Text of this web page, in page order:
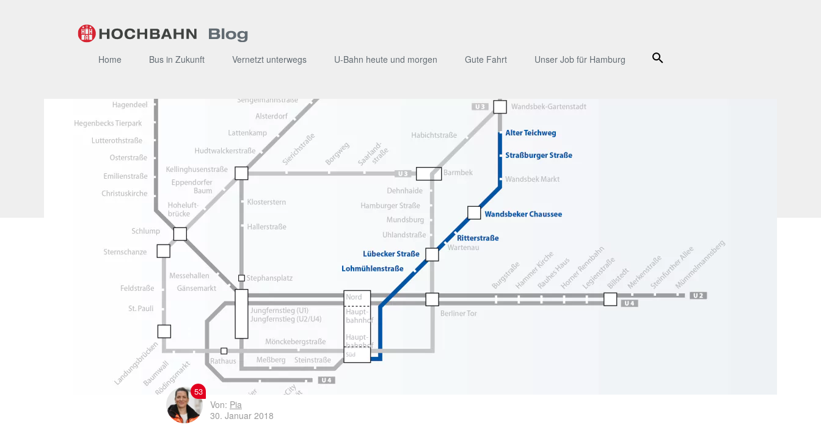
Home Bus in Zukunft Vernetzt unterwegs U-Bahn heute und morgen Gute Fahrt Unser Job für Hamburg Suche
53
Von: Pia
30. Januar 2018